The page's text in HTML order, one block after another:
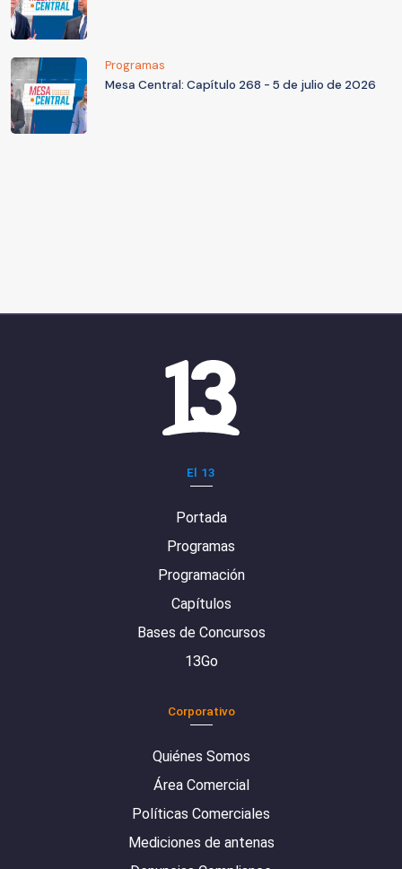
Programas
Mesa Central: Capítulo 268 - 5 de julio de 2026
El 13
Portada
Programas
Programación
Capítulos
Bases de Concursos
13Go
Corporativo
Quiénes Somos
Área Comercial
Políticas Comerciales
Mediciones de antenas